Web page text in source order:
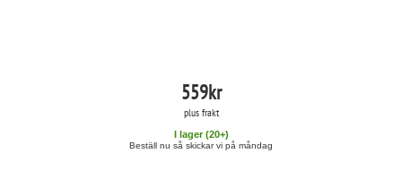
559kr
plus frakt
I lager (20+)
Beställ nu så skickar vi på måndag